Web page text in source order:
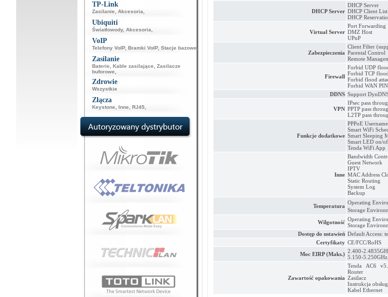
TP-Link
Zasilanie Akcesoria
Ubiquiti
Światłowody, Akcesoria
VoIP
Telefony VoIP, Bramki VoIP, Stacje bazowe
Zasilanie
Baterie Kable zasilające
Zasilacze
buforowe
Zdrowie
Wszystkie
Złącza
Keystone Inne RJ45,
DHCP Server
DHCP Server
DHCP Client List
DHCP
Virtual Server
Port Forwarding
DMZ Host
UPnP
Zabezpieczenia
Client Filter
Parental Control
Remote
Firewall
Forbid UDP
Forbid TCP
Forbid flood
Forbid WAN
DDNS Support
VPN
IPsec pass
PPTP pass
L2TP pass
Funkcje dodatkowe
PPPoE
Smart WiFi
Smart Sleeping
Smart LED on/
Tenda WiFi App
Inne
Bandwidth
Guest Network
IPTV
MAC Address
Static Routing
System Log
Backup
Temperatura
Operating
Storage
Wilgotność Operating
Storage
Dostęp do ustawień Default Access:
Certyfikaty CE/FCC/RoHS
Moc EIRP (Maks.) 2.400-
5.150-
Zawartość opakowania
Tenda AC6
Router
Zasilacz
Instrukcja
Kabel Ethernet